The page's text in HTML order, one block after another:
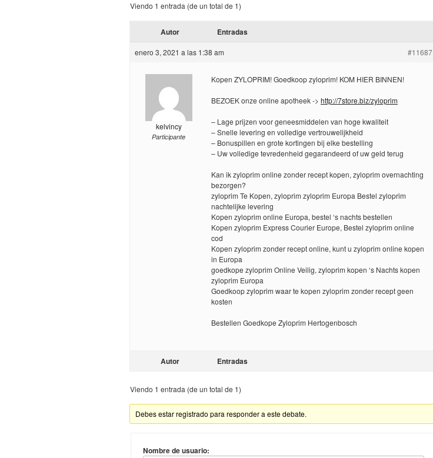
Viendo 1 entrada (de un total de 1)
Autor Entradas
enero 3, 2021 a las 1:38 am #11687
kelvincy
Participante
Kopen ZYLOPRIM! Goedkoop zyloprim! KOM HIER BINNEN!
BEZOEK onze online apotheek -> http://7store.biz/zyloprim
– Lage prijzen voor geneesmiddelen van hoge kwaliteit
– Snelle levering en volledige vertrouwelijkheid
– Bonuspillen en grote kortingen bij elke bestelling
– Uw volledige tevredenheid gegarandeerd of uw geld terug
Kan ik zyloprim online zonder recept kopen, zyloprim overnachting
bezorgen?
zyloprim Te Kopen, zyloprim zyloprim Europa Bestel zyloprim
nachtelijke levering
Kopen zyloprim online Europa, bestel ‘s nachts bestellen
Kopen zyloprim Express Courier Europe, Bestel zyloprim online
cod
Kopen zyloprim zonder recept online, kunt u zyloprim online kopen
in Europa
goedkope zyloprim Online Veilig, zyloprim kopen ‘s Nachts kopen
zyloprim Europa
Goedkoop zyloprim waar te kopen zyloprim zonder recept geen
kosten
Bestellen Goedkope Zyloprim Hertogenbosch
Autor Entradas
Viendo 1 entrada (de un total de 1)
Debes estar registrado para responder a este debate.
Nombre de usuario: